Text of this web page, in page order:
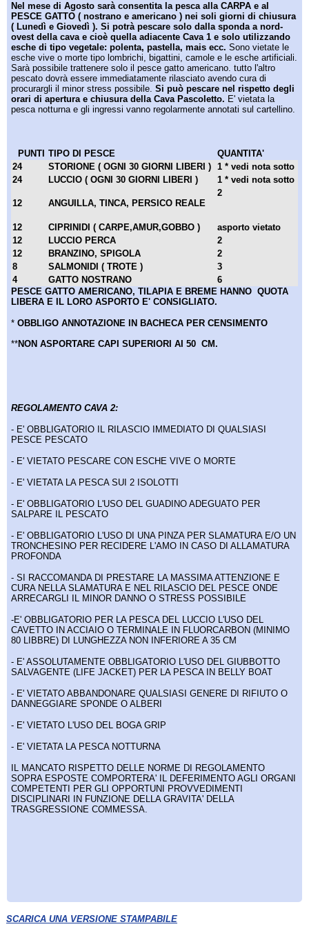
Nel mese di Agosto sarà consentita la pesca alla CARPA e al
PESCE GATTO ( nostrano e americano ) nei soli giorni di chiusura
( Lunedì e Giovedì ). Si potrà pescare solo dalla sponda a nord-
ovest della cava e cioè quella adiacente Cava 1 e solo utilizzando
esche di tipo vegetale: polenta, pastella, mais ecc. Sono vietate le
esche vive o morte tipo lombrichi, bigattini, camole e le esche artificiali.
Sarà possibile trattenere solo il pesce gatto americano. tutto l'altro
pescato dovrà essere immediatamente rilasciato avendo cura di
procurargli il minor stress possibile. Si può pescare nel rispetto degli
orari di apertura e chiusura della Cava Pascoletto. E' vietata la
pesca notturna e gli ingressi vanno regolarmente annotati sul cartellino.
PUNTI TIPO DI PESCE
QUANTITA'
24
STORIONE ( OGNI 30 GIORNI LIBERI ) 1 * vedi nota sotto
24
LUCCIO ( OGNI 30 GIORNI LIBERI ) 1 * vedi nota sotto
12 ANGUILLA, TINCA, PERSICO REALE
2
12 CIPRINIDI ( CARPE,AMUR,GOBBO )
asporto vietato
12
LUCCIO PERCA
2
12
BRANZINO, SPIGOLA
2
8
SALMONIDI ( TROTE )
3
4
GATTO NOSTRANO
6
PESCE GATTO AMERICANO, TILAPIA E BREME HANNO QUOTA
LIBERA E IL LORO ASPORTO E' CONSIGLIATO.
* OBBLIGO ANNOTAZIONE IN BACHECA PER CENSIMENTO
**NON ASPORTARE CAPI SUPERIORI AI 50 CM.
REGOLAMENTO CAVA 2:
- E' OBBLIGATORIO IL RILASCIO IMMEDIATO DI QUALSIASI
PESCE PESCATO
- E' VIETATO PESCARE CON ESCHE VIVE O MORTE
- E' VIETATA LA PESCA SUI 2 ISOLOTTI
- E' OBBLIGATORIO L'USO DEL GUADINO ADEGUATO PER
SALPARE IL PESCATO
- E' OBBLIGATORIO L'USO DI UNA PINZA PER SLAMATURA E/O UN
TRONCHESINO PER RECIDERE L'AMO IN CASO DI ALLAMATURA
PROFONDA
- SI RACCOMANDA DI PRESTARE LA MASSIMA ATTENZIONE E
CURA NELLA SLAMATURA E NEL RILASCIO DEL PESCE ONDE
ARRECARGLI IL MINOR DANNO O STRESS POSSIBILE
-E' OBBLIGATORIO PER LA PESCA DEL LUCCIO L'USO DEL
CAVETTO IN ACCIAIO O TERMINALE IN FLUORCARBON (MINIMO
80 LIBBRE) DI LUNGHEZZA NON INFERIORE A 35 CM
- E' ASSOLUTAMENTE OBBLIGATORIO L'USO DEL GIUBBOTTO
SALVAGENTE (LIFE JACKET) PER LA PESCA IN BELLY BOAT
- E' VIETATO ABBANDONARE QUALSIASI GENERE DI RIFIUTO O
DANNEGGIARE SPONDE O ALBERI
- E' VIETATO L'USO DEL BOGA GRIP
- E' VIETATA LA PESCA NOTTURNA
IL MANCATO RISPETTO DELLE NORME DI REGOLAMENTO
SOPRA ESPOSTE COMPORTERA' IL DEFERIMENTO AGLI ORGANI
COMPETENTI PER GLI OPPORTUNI PROVVEDIMENTI
DISCIPLINARI IN FUNZIONE DELLA GRAVITA' DELLA
TRASGRESSIONE COMMESSA.
SCARICA UNA VERSIONE STAMPABILE